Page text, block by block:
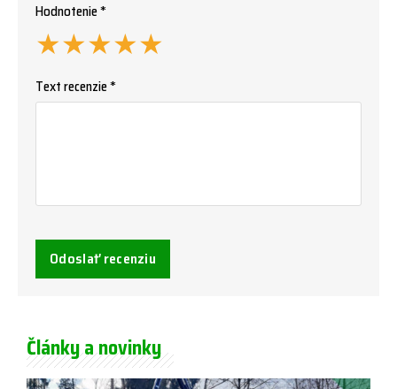
Hodnotenie *
★
★
★
★
★
Text recenzie *
Odoslať recenziu
Články a novinky